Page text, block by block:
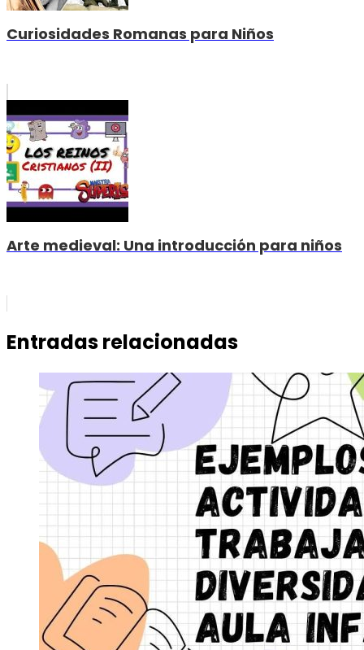
Curiosidades Romanas para Niños
Arte medieval: Una introducción para niños
Entradas relacionadas